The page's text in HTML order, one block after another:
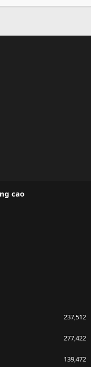
cao
237,512
277,422
139,472